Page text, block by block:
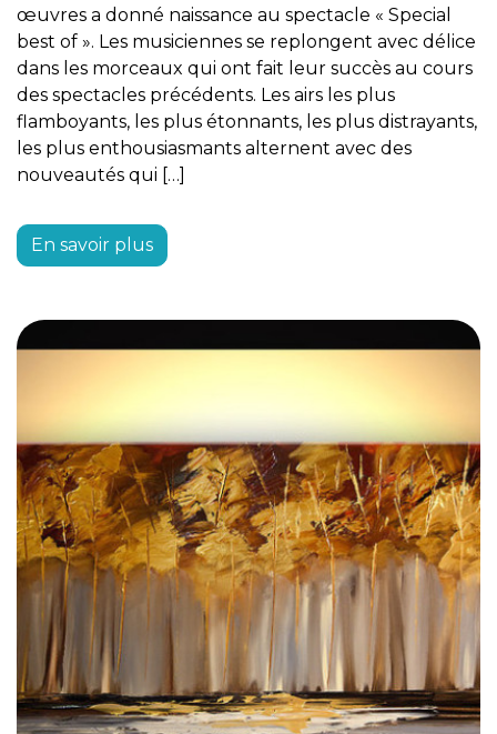
œuvres a donné naissance au spectacle « Special
best of ». Les musiciennes se replongent avec délice
dans les morceaux qui ont fait leur succès au cours
des spectacles précédents. Les airs les plus
flamboyants, les plus étonnants, les plus distrayants,
les plus enthousiasmants alternent avec des
nouveautés qui […]
En savoir plus